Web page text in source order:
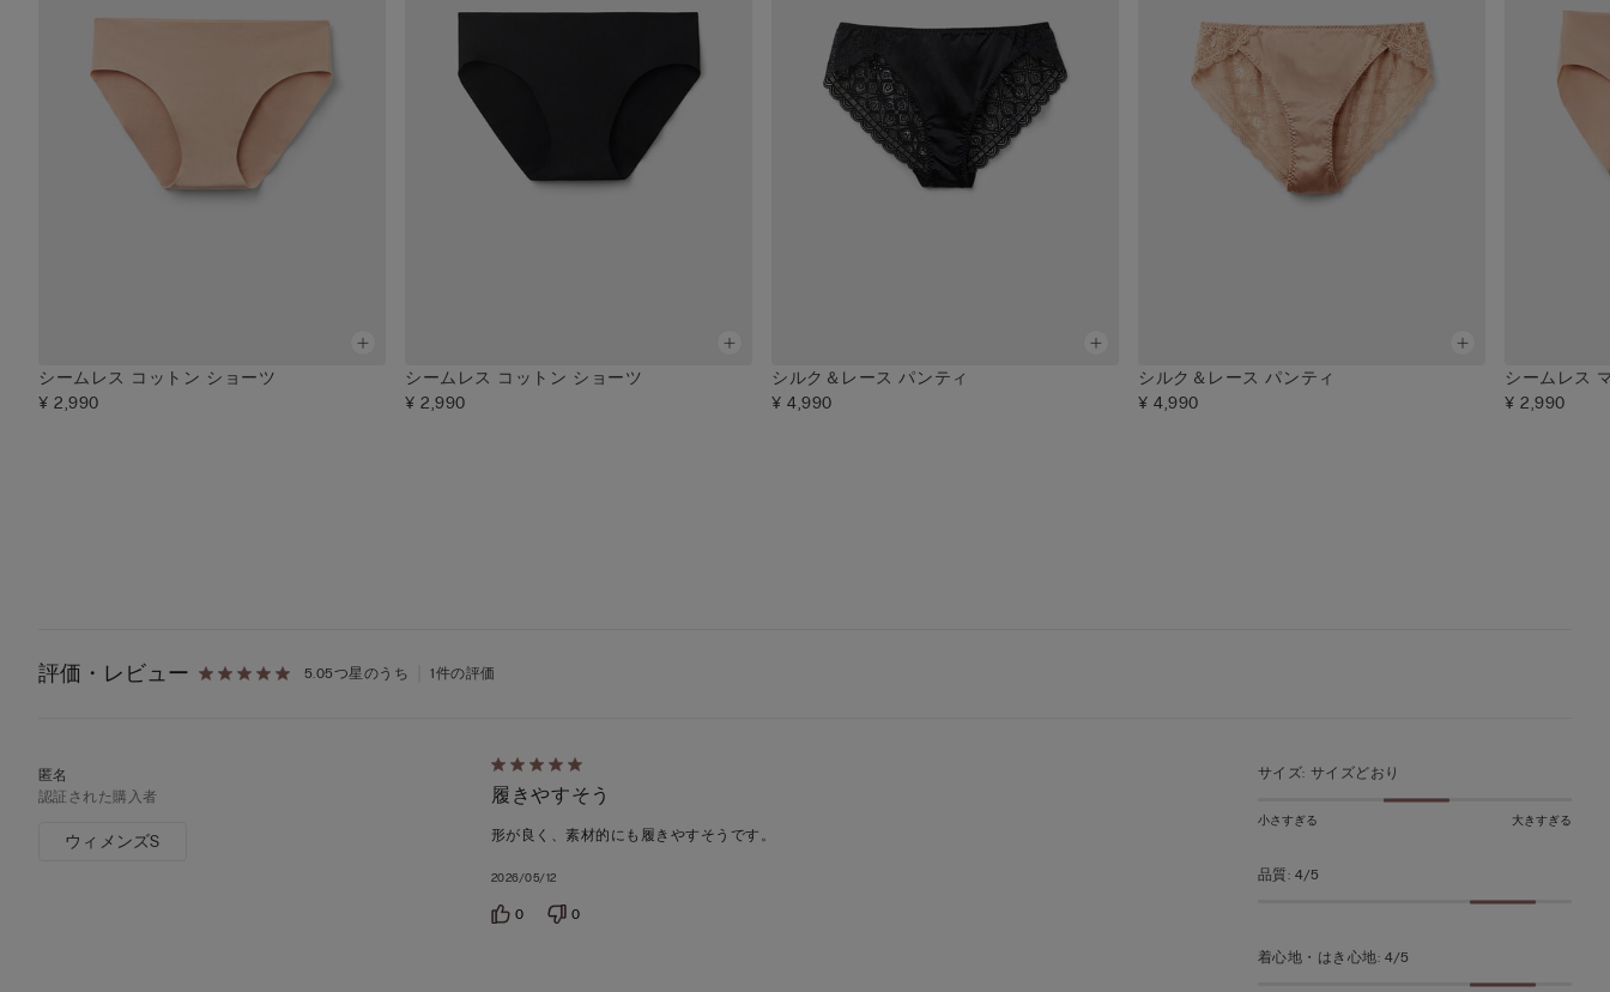
シームレス コットン ショーツ
¥ 2,990
シームレス コットン ショーツ
¥ 2,990
シルク＆レース パンティ
¥ 4,990
シルク＆レース パンティ
¥ 4,990
シームレス
¥ 2,990
評価・レビュー 5.05つ星のうち 1件の評価
認証された購入者
ウィメンズS
5
段
階
う
ち
履きやすそう
形が良く、素材的にも履きやすそうです。
2026/05/12
0 0
サイズ: サイズどおり
小さすぎる 大きすぎる
品質: 4/5
着心地・はき心地: 4/5